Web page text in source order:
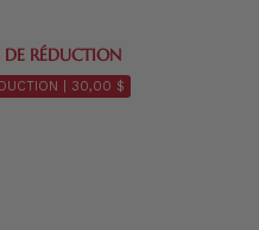
RÉDUCTION
| 30,00 $